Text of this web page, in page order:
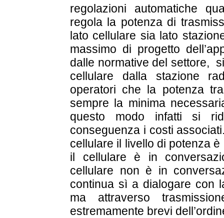
regolazioni automatiche
regola la potenza di
lato cellulare sia lato
massimo di progetto
dalle normative del settore,
cellulare dalla stazione
operatori che la potenza
sempre la minima
questo modo infatti si
conseguenza i costi
cellulare il livello di potenza
il cellulare è in
cellulare non è in
continua sì a dialogare con
ma attraverso
estremamente brevi